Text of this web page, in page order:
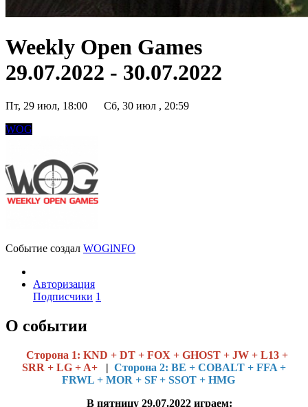
Weekly Open Games
29.07.2022 - 30.07.2022
Пт, 29 июл, 18:00
Сб, 30 июл , 20:59
WOG
Событие создал WOGlNFO
Авторизация
Подписчики 1
О событии
Cторона 1: KND + DT + FOX + GHOST + JW + L13 +
SRR + LG + A+ | Сторона 2: BE + COBALT + FFA +
FRWL + MOR + SF + SSOT + HMG
В пятницу 29.07.2022 играем: